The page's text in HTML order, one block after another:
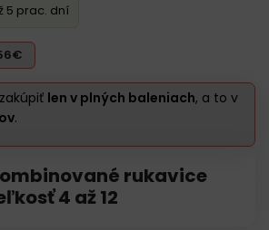
rukavice
4 až 12
5 prac. dní
len v plných baleniach, a to v
.